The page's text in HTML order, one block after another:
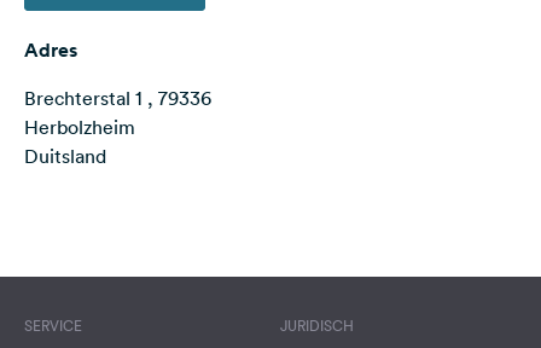
ons
op
social
media
Facebook
Adres
Brechterstal 1 , 79336
Herbolzheim
Duitsland
SERVICE JURIDISCH